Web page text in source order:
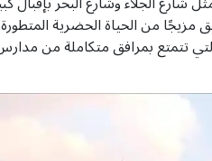
مزيجًا من الحياة الحضرية
تتمتع بمرافق متكاملة من